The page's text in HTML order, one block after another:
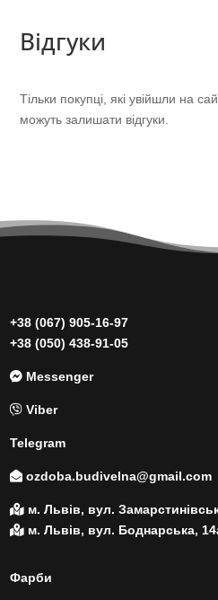
Відгуки
Тільки покупці, які увійшли на
можуть залишати відгуки.
+38 (067) 905-16-97
+38 (050) 438-91-05
Messenger
Viber
Telegram
ozdoba.budivelna@gmail.com
м. Львів, вул.
м. Львів, вул. Боднарська,
Фарби